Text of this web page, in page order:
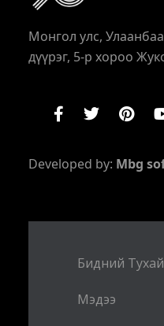
Монгол улс,
дүүрэг, 5-р хороо
Developed by: Mbg
Бидний Тухай
Мэдээ